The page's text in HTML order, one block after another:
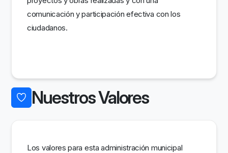
comunicación y participación efectiva con los
ciudadanos.
Nuestros Valores
Los valores para esta administración municipal